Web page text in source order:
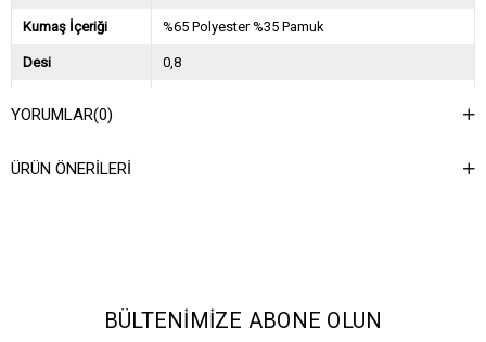
Kumaş İçeriği %65 Polyester %35 Pamuk
Desi 0,8
Asorti Bilgisi
YORUMLAR(0)
ÜRÜN ÖNERILERI
BÜLTENIMIZE ABONE OLUN